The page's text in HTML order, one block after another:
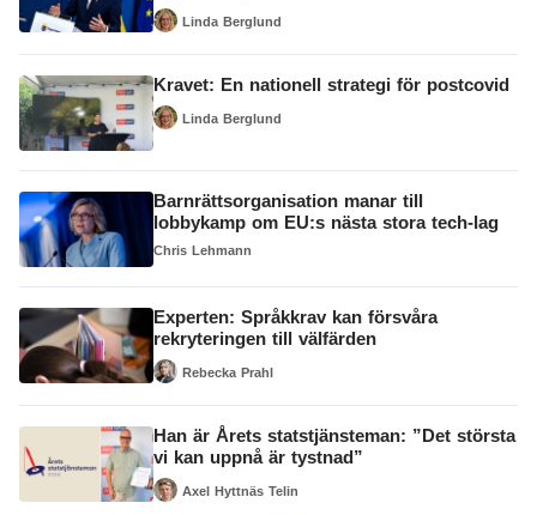
Linda Berglund
Kravet: En nationell strategi för postcovid
Linda Berglund
Barnrättsorganisation manar till
lobbykamp om EU:s nästa stora tech-lag
Chris Lehmann
Experten: Språkkrav kan försvåra
rekryteringen till välfärden
Rebecka Prahl
Han är Årets statstjänsteman: ”Det största
vi kan uppnå är tystnad”
Axel Hyttnäs Telin